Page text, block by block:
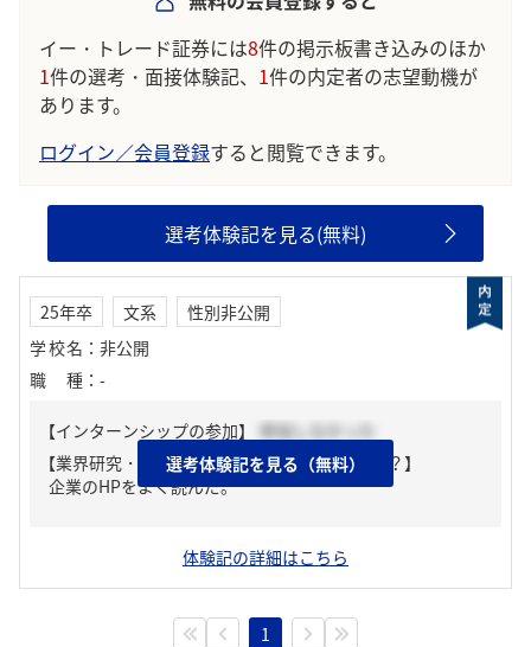
イー・トレード証券には8件の掲示板書き込みのほか
1件の選考・面接体験記、 1件の内定者の志望動機が
あります。
ログイン／会員登録すると閲覧できます。
選考体験記を見る(無料)
25年卒 文系
性別非公開
学校名 ： 非公開
職種 ： -
【インターンシップの参加】
参加しなかった
【業界研究・企業研究はどんな風にしましたか？】
企業のHPをよく読んだ。
選考体験記を見る（無料）
体験記の詳細はこちら
1